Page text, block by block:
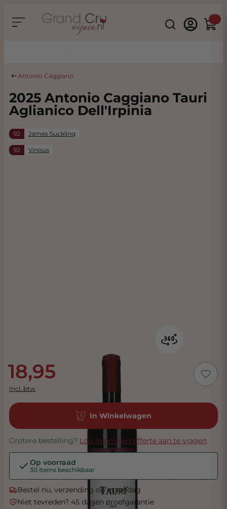
Search
Antonio Caggiano
2025 Antonio Caggiano Tauri
Aglianico Dell'Irpinia
92 James Suckling
92 Vinous
18,95
Incl. btw
In Winkelwagen
Grotere bestelling? Log in om een offerte aan te vragen
Op voorraad
30 items beschikbaar
Bestel nu, verzending op maandag
Niet tevreden? 45 dagen proefgarantie